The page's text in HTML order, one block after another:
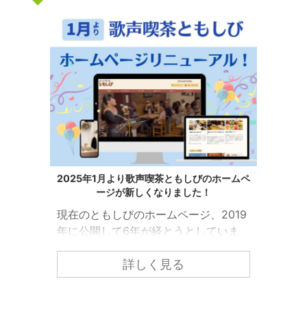
2025年1月より歌声喫茶ともしびのホームペ
ージが新しくなりました！
現在のともしびのホームページ、2019
年に公開して6年が経とうとしていま
しび」の情報をもっと皆様にわかりや
すくお届けするために、ホームページ
詳しく見る